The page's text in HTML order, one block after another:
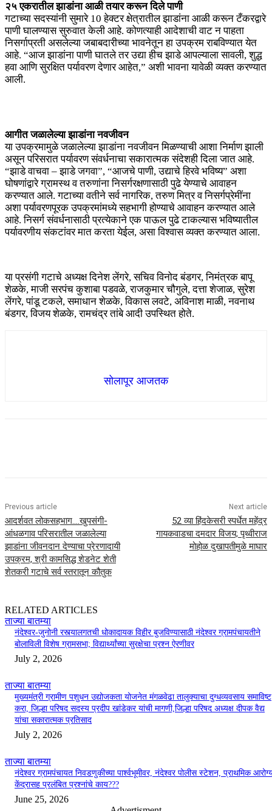
२५ एकरातील झाडांना आळी तयार करून दिले पाणी
गटाच्या सदस्यांनी सुमारे 10 हेक्टर क्षेत्रातील झाडांना आळी करून टँकरद्वारे
पाणी घालण्यास सुरुवात केली आहे. कोणत्याही आदेशाची वाट न पाहता
निसर्गाप्रती असलेल्या जबाबदारीच्या भावनेतून हा उपक्रम राबविण्यात येत
आहे. “आज झाडांना पाणी घातले तर उद्या हीच झाडे आपल्याला सावली, शुद्ध
हवा आणि सुरक्षित पर्यावरण देणार आहेत,” अशी भावना यावेळी व्यक्त करण्यात
आली.
आगीत जळालेल्या झाडांना नवजीवन
या उपक्रमामुळे जळालेल्या झाडांना नवजीवन मिळण्याची आशा निर्माण झाली
असून परिसरात पर्यावरण संवर्धनाचा सकारात्मक संदेशही दिला जात आहे.
“झाडे वाचवा – झाडे जगवा”, “आजचे पाणी, उद्याचे हिरवे भविष्य” अशा
घोषणांद्वारे ग्रामस्थ व तरुणांना निसर्गरक्षणासाठी पुढे येण्याचे आवाहन
करण्यात आले. गटाच्या वतीने सर्व नागरिक, तरुण मित्र व निसर्गप्रेमींना
अशा पर्यावरणपूरक उपक्रमांमध्ये सहभागी होण्याचे आवाहन करण्यात आले
आहे. निसर्ग संवर्धनासाठी प्रत्येकाने एक पाऊल पुढे टाकल्यास भविष्यातील
पर्यावरणीय संकटांवर मात करता येईल, असा विश्वास व्यक्त करण्यात आला.
या प्रसंगी गटाचे अध्यक्ष दिनेश लेंगरे, सचिव विनोद बंडगर, निमंत्रक बापू
शेळके, माजी सरपंच कुशाबा पडवळे, राजकुमार चौगुले, दत्ता शेजाळ, सुरेश
लेंगरे, पांडू टकले, समाधान शेळके, विकास लवटे, अविनाश माळी, नवनाथ
बंडगर, विजय शेळके, रामचंद्र तांबे आदी उपस्थित होते.
सोलापूर आजतक
Previous article
आदर्शवत लोकसहभाग….खुपसंगी-
आंधळगाव परिसरातील जळालेल्या
झाडांना जीवनदान देण्याचा प्रेरणादायी
उपक्रम, श्री कामसिद्ध शेडनेट शेती
शेतकरी गटाचे सर्व स्तरातून कौतुक
Next article
52 व्या हिंदकेसरी स्पर्धेत महेंद्र
गायकवाडचा दमदार विजय; पृथ्वीराज
मोहोळ दुखापतीमुळे माघार
RELATED ARTICLES
ताज्या बातम्या
नंदेश्वर-जुनोनी रस्त्यालगतची धोकादायक विहीर बुजविण्यासाठी नंदेश्वर ग्रामपंचायतीने
बोलाविली विशेष ग्रामसभा; विद्यार्थ्यांच्या सुरक्षेचा प्रश्न ऐरणीवर
July 2, 2026
ताज्या बातम्या
मुख्यमंत्री ग्रामीण पशुधन उद्योजकता योजनेत मंगळवेढा तालुक्याचा दुग्धव्यवसाय समाविष्ट
करा, जिल्हा परिषद सदस्य प्रदीप खांडेकर यांची मागणी,जिल्हा परिषद अध्यक्ष दीपक वैद्य
यांचा सकारात्मक प्रतिसाद
July 2, 2026
ताज्या बातम्या
नंदेश्वर ग्रामपंचायत निवडणुकीच्या पार्श्वभूमीवर, नंदेश्वर पोलीस स्टेशन, प्राथमिक
केंद्रासह प्रलंबित प्रश्नांचे काय???
June 25, 2026